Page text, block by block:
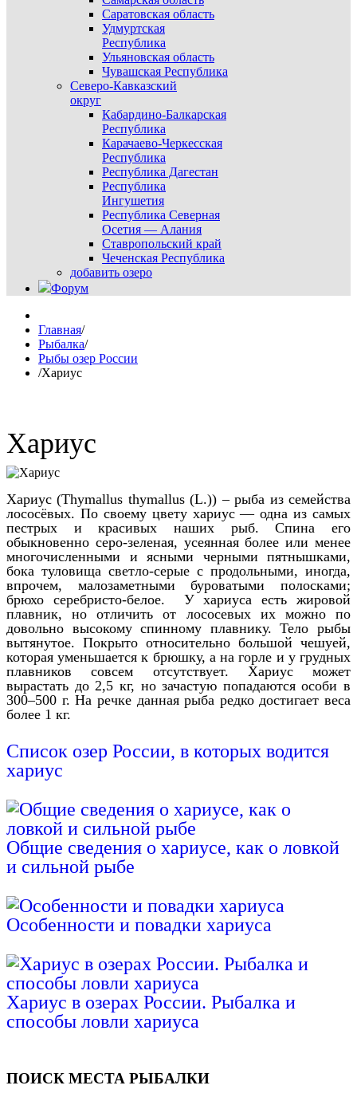
Саратовская область
Удмуртская
Республика
Ульяновская область
Чувашская Республика
Северо-Кавказский
округ
Кабардино-Балкарская
Республика
Карачаево-Черкесская
Республика
Республика Дагестан
Республика
Ингушетия
Республика Северная
Осетия — Алания
Ставропольский край
Чеченская Республика
добавить озеро
Форум
Главная/
Рыбалка/
Рыбы озер России
/Хариус
Хариус
Хариус (Thymallus thymallus (L.)) – рыба из семейства
лососёвых. По своему цвету хариус — одна из самых
пестрых и красивых наших рыб. Спина его
обыкновенно серо-зеленая, усеянная более или менее
многочисленными и ясными черными пятнышками,
бока туловища светло-серые с продольными, иногда,
впрочем, малозаметными буроватыми полосками;
брюхо серебристо-белое. У хариуса есть жировой
плавник, но отличить от лососевых их можно по
довольно высокому спинному плавнику. Тело рыбы
вытянутое. Покрыто относительно большой чешуей,
которая уменьшается к брюшку, а на горле и у грудных
плавников совсем отсутствует. Хариус может
вырастать до 2,5 кг, но зачастую попадаются особи в
300–500 г. На речке данная рыба редко достигает веса
более 1 кг.
Список озер России, в которых водится
хариус
Общие сведения о хариусе, как о ловкой
и сильной рыбе
Особенности и повадки хариуса
Хариус в озерах России. Рыбалка и
способы ловли хариуса
ПОИСК МЕСТА РЫБАЛКИ